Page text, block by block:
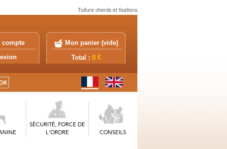
Toiture chenils et fixations
compte Mon panier (vide)
Total : 0 €
SÉCURITÉ, FORCE DE
L'ORDRE
CONSEILS